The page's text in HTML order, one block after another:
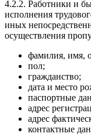
4.2.2. Работники и
исполнения
иных
осуществления
фамилия, имя,
пол;
гражданство;
дата и место
паспортные
адрес
адрес
контактные